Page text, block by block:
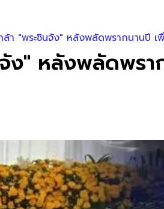
า "พระชินจัง" หลังพลัดพรากนานปี เ
ง" หลังพลัดพรา